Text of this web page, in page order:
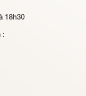
18h30
: